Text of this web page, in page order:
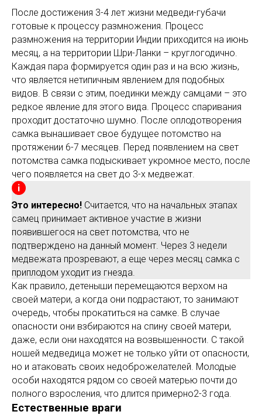
После достижения 3-4 лет жизни медведи-губачи
готовые к процессу размножения. Процесс
размножения на территории Индии приходится на июнь
месяц, а на территории Шри-Ланки – круглогодично.
Каждая пара формируется один раз и на всю жизнь,
что является нетипичным явлением для подобных
видов. В связи с этим, поединки между самцами – это
редкое явление для этого вида. Процесс спаривания
проходит достаточно шумно. После оплодотворения
самка вынашивает свое будущее потомство на
протяжении 6-7 месяцев. Перед появлением на свет
потомства самка подыскивает укромное место, после
чего появляется на свет до 3-х медвежат.
Это интересно! Считается, что на начальных этапах
самец принимает активное участие в жизни
появившегося на свет потомства, что не
подтверждено на данный момент. Через 3 недели
медвежата прозревают, а еще через месяц самка с
приплодом уходит из гнезда.
Как правило, детеныши перемещаются верхом на
своей матери, а когда они подрастают, то занимают
очередь, чтобы прокатиться на самке. В случае
опасности они взбираются на спину своей матери,
даже, если они находятся на возвышенности. С такой
ношей медведица может не только уйти от опасности,
но и атаковать своих недоброжелателей. Молодые
особи находятся рядом со своей матерью почти до
полного взросления, что длится примерно2-3 года.
Естественные враги